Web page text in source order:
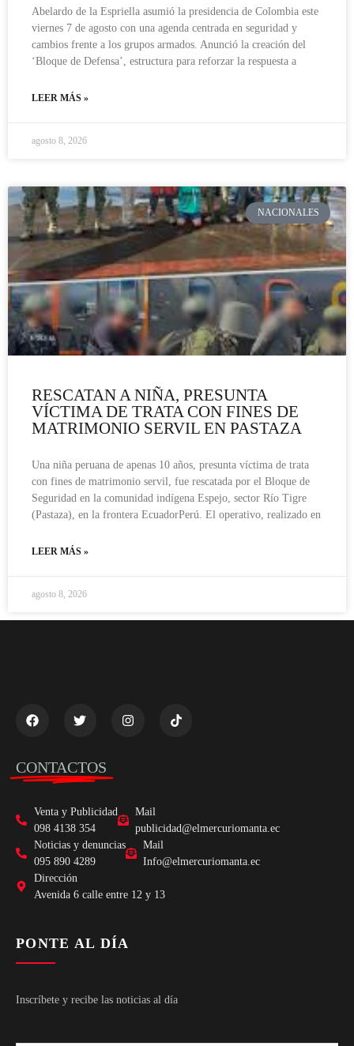
Abelardo de la Espriella asumió la presidencia de Colombia este
viernes 7 de agosto con una agenda centrada en seguridad y
cambios frente a los grupos armados. Anunció la creación del
‘Bloque de Defensa’, estructura para reforzar la respuesta a
LEER MÁS »
agosto 8, 2026
NACIONALES
RESCATAN A NIÑA, PRESUNTA
VÍCTIMA DE TRATA CON FINES DE
MATRIMONIO SERVIL EN PASTAZA
Una niña peruana de apenas 10 años, presunta víctima de trata
con fines de matrimonio servil, fue rescatada por el Bloque de
Seguridad en la comunidad indígena Espejo, sector Río Tigre
(Pastaza), en la frontera EcuadorPerú. El operativo, realizado en
LEER MÁS »
agosto 8, 2026
CONTACTOS
Venta y Publicidad
098 4138 354
Mail
publicidad@elmercuriomanta.ec
Noticias y denuncias
095 890 4289
Mail
Info@elmercuriomanta.ec
Dirección
Avenida 6 calle entre 12 y 13
PONTE AL DÍA
Inscríbete y recibe las noticias al día